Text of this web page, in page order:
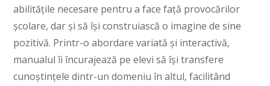
abilitățile necesare pentru a face față provocărilor
școlare, dar și să își construiască o imagine de sine
pozitivă. Printr-o abordare variată și interactivă,
manualul îi încurajează pe elevi să își transfere
cunoștințele dintr-un domeniu în altul, facilitând